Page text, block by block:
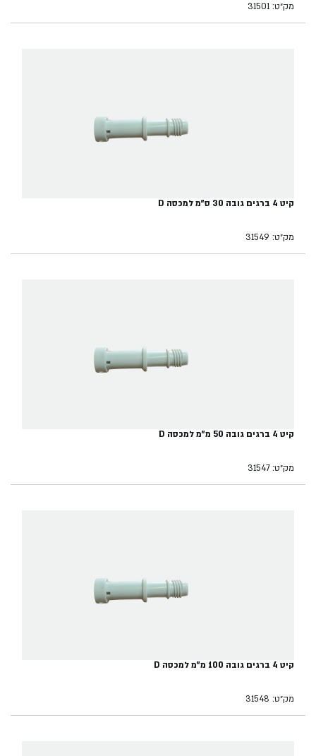
מק״ט: 31501
קיט 4 ברגים גובה 30 ס"מ למכסה D
מק״ט: 31549
קיט 4 ברגים גובה 50 מ"מ למכסה D
מק״ט: 31547
קיט 4 ברגים גובה 100 מ"מ למכסה D
מק״ט: 31548